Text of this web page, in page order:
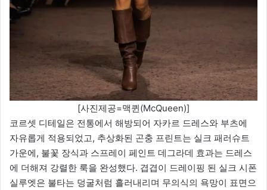
[사진제공=맥퀸(McQueen)]
코르셋 디테일은 전통에서 해방되어 자카르 드레스와 부츠에
자유롭게 적용되었고, 추상화된 곤충 프린트는 실크 패러슈트
가운에, 불꽃 장식과 스프레이 페인트 데그라데 효과는 드레스
에 더해져 강렬한 룩을 완성했다. 겹겹이 드레이핑 된 실크 시폰
실루엣은 불타는 덩굴처럼 흘러내리며 무의식의 욕망이 표면으